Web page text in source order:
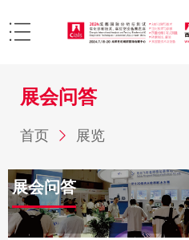
展会问答
首页 展览
展会问答